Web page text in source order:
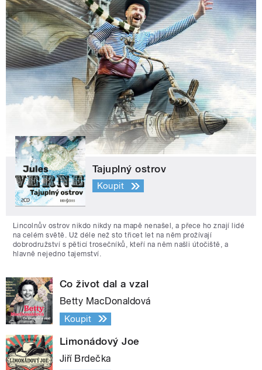
Tajuplný ostrov
Koupit
Lincolnův ostrov nikdo nikdy na mapě nenašel, a přece ho znají lidé
na celém světě. Už déle než sto třicet let na něm prožívají
dobrodružství s pěticí trosečníků, kteří na něm našli útočiště, a
hlavně nejedno tajemství.
Co život dal a vzal
Betty MacDonaldová
Koupit
Limonádový Joe
Jiří Brdečka